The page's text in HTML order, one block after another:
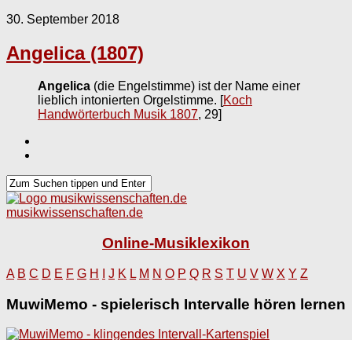
30. September 2018
Angelica (1807)
Angelica (die Engelstimme) ist der Name einer
lieblich intonierten Orgelstimme. [Koch
Handwörterbuch Musik 1807, 29]
musikwissenschaften.de
Online-Musiklexikon
A B C D E F G H J K L M N O P Q R S T U V W X Y Z
MuwiMemo - spielerisch Intervalle hören lernen